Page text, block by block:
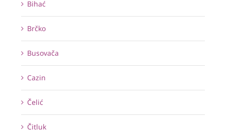
Bihać
Brčko
Busovača
Cazin
Čelić
Čitluk